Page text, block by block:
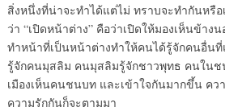
สิ่งหนึ่งที่น่าจะทำได้แต่ไม่ ทราบจะทำกันหรื
ว่า “เปิดหน้าต่าง” คือว่าเปิดให้มองเห็นข้าง
ทำหน้าที่เป็นหน้าต่างทำให้คนได้รู้จักคนอื่นที่
รู้จักคนมุสลิม คนมุสลิมรู้จักชาวพุทธ คนในช
เมืองเห็นคนชนบท และเข้าใจกันมากขึ้น คว
ความรักกันก็จะตามมา